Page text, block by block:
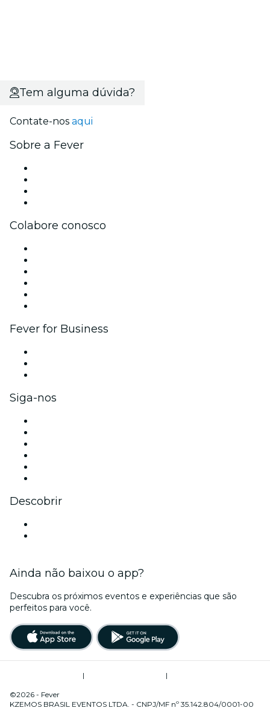
Tem alguma dúvida?
Contate-nos aqui
Sobre a Fever
Colabore conosco
Fever for Business
Siga-nos
Descobrir
Ainda não baixou o app?
Descubra os próximos eventos e experiências que são
perfeitos para você.
|
|
©2026 - Fever
KZEMOS BRASIL EVENTOS LTDA. - CNPJ/MF nº 35.142.804/0001-00